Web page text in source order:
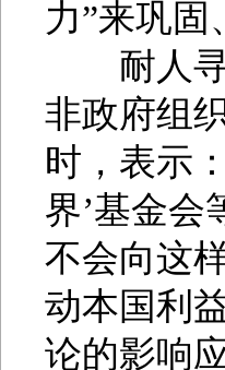
力”来巩
耐人寻
非政府组
时，表示
界’基金会
不会向这
动本国利
论的影响